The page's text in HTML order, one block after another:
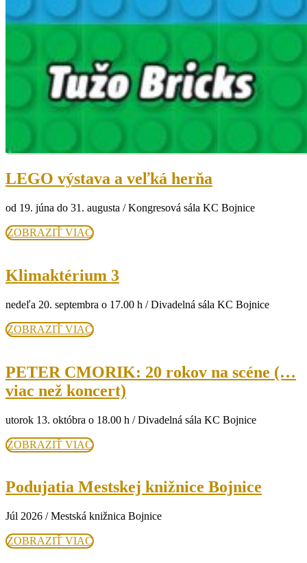
LEGO výstava a veľká herňa
a
od 19. júna do 31. augusta / Kongresová sála KC Bojnice
ZOBRAZIŤ VIACZOBRAZIŤ
Klimaktérium 3Klimaktérium
nedeľa 20. septembra o 17.00 h / Divadelná sála KC Bojnice
ZOBRAZIŤ VIACZOBRAZIŤ
PETER CMORIK: 20 rokov na scéne (…
viac než koncert)
20
scéne
(…
viac
utorok 13. októbra o 18.00 h / Divadelná sála KC Bojnice
ZOBRAZIŤ VIACZOBRAZIŤ
Podujatia Mestskej knižnice Bojnice
Júl 2026 / Mestská knižnica Bojnice
ZOBRAZIŤ VIACZOBRAZIŤ